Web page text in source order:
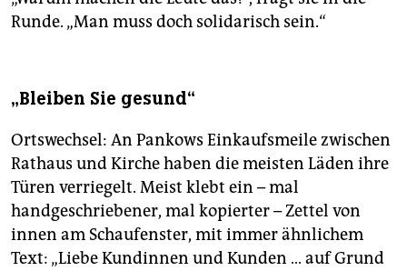
Runde. „Man muss doch solidarisch sein.“
„Bleiben Sie gesund“
Ortswechsel: An Pankows Einkaufsmeile zwischen
Rathaus und Kirche haben die meisten Läden ihre
Türen verriegelt. Meist klebt ein – mal
handgeschriebener, mal kopierter – Zettel von
innen am Schaufenster, mit immer ähnlichem
Text: „Liebe Kundinnen und Kunden … auf Grund